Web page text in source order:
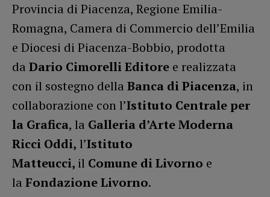
Provincia di Piacenza, Regione Emilia-
Romagna, Camera di Commercio dell’Emilia
e Diocesi di Piacenza-Bobbio, prodotta
da Dario Cimorelli Editore e realizzata
con il sostegno della Banca di Piacenza, in
collaborazione con l’Istituto Centrale per
la Grafica, la Galleria d’Arte Moderna
Ricci Oddi, l’Istituto
Matteucci, il Comune di Livorno e
la Fondazione Livorno.